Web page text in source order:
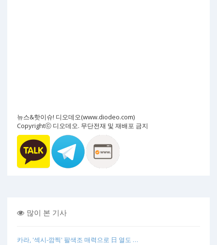
뉴스&핫이슈! 디오데오(www.diodeo.com)
Copyrightⓒ 디오데오. 무단전재 및 재배포 금지
많이 본 기사
카라, '섹시-깜찍' 팔색조 매력으로 日 열도 …